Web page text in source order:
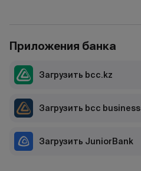
Приложения банка
Загрузить bcc.kz
Загрузить bcc business
Загрузить JuniorBank